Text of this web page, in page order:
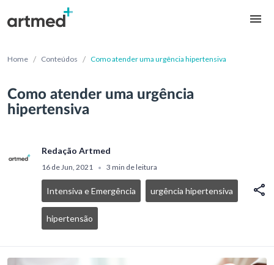
Home / Conteúdos / Como atender uma urgência hipertensiva
Como atender uma urgência
hipertensiva
Redação Artmed
16 de Jun, 2021 • 3 min de leitura
Intensiva e Emergência urgência hipertensiva
hipertensão